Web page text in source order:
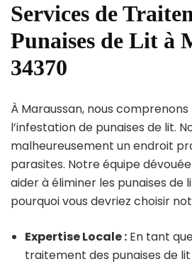
Services de
Punaises de Lit à
34370
À Maraussan, nous comprenons
l’infestation de punaises de lit.
malheureusement un endroit
parasites. Notre équipe
aider à éliminer les punaises de
pourquoi vous devriez choisir
Expertise Locale : En tant
traitement des punaises de lit